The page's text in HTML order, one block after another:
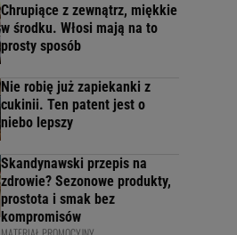
Chrupiące z zewnątrz, miękkie
w środku. Włosi mają na to
prosty sposób
Nie robię już zapiekanki z
cukinii. Ten patent jest o
niebo lepszy
Skandynawski przepis na
zdrowie? Sezonowe produkty,
prostota i smak bez
kompromisów